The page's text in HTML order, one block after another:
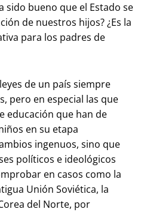
sido bueno que el Estado se
de nuestros hijos? ¿Es la
para los padres de
de un país siempre
pero en especial las que
educación que han de
en su etapa
ingenuos, sino que
políticos e ideológicos
en casos como la
Unión Soviética, la
del Norte, por